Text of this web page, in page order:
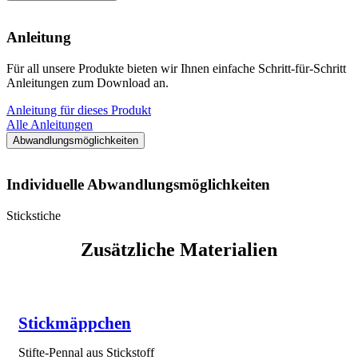
Anleitung
Für all unsere Produkte bieten wir Ihnen einfache Schritt-für-Schritt
Anleitungen zum Download an.
Anleitung für dieses Produkt
Alle Anleitungen
Abwandlungsmöglichkeiten
Individuelle Abwandlungsmöglichkeiten
Stickstiche
Zusätzliche Materialien
Stickmäppchen
Stifte-Pennal aus Stickstoff